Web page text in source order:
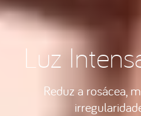
Luz
Reduz a rosácea,